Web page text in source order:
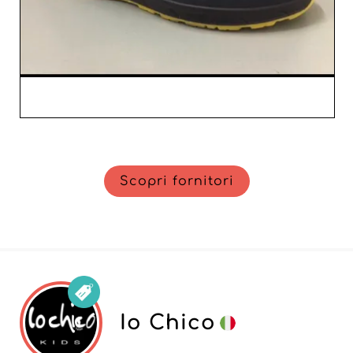
Scopri fornitori
Io Chico